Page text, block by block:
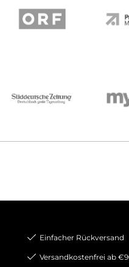
Einfacher Rückversand
Versandkostenfrei ab